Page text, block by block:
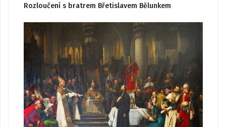
Rozloučení s bratrem Břetislavem Bělunkem